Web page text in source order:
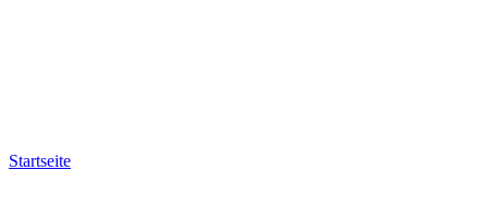
Startseite